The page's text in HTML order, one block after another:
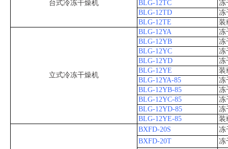
台式冷冻干燥机
BLG-12TC
冻
BLG-12TD
冻
BLG-12TE
装
立式冷冻干燥机
BLG-12YA
冻
BLG-12YB
冻
BLG-12YC
冻
BLG-12YD
冻
BLG-12YE
装
BLG-12YA-85
冻
BLG-12YB-85
冻
BLG-12YC-85
冻
BLG-12YD-85
冻
BLG-12YE-85
装
BXFD-20S
冻
BXFD-20T
冻